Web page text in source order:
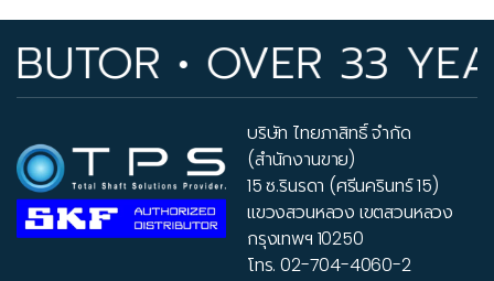
• OVER 33 YEARS
บริษัท ไทยภาสิทธิ์ จำกัด
(สำนักงานขาย)
15 ซ.รินรดา (ศรีนครินทร์ 15)
แขวงสวนหลวง เขตสวนหลวง
กรุงเทพฯ 10250
โทร.02-704-4060-2